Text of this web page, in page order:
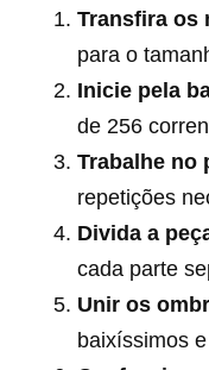
Transfira os
para o
Inicie pela
de 256
Trabalhe no
repetições
Divida a
cada parte
Unir os
baixíssimos